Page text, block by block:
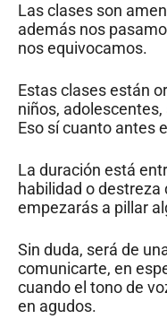
Las clases son
además nos
nos equivocamos.
Estas clases están
niños,
Eso sí cuanto antes
La duración está
habilidad o destreza
empezarás a pillar
Sin duda, será de
comunicarte, en
cuando el tono de
en agudos.